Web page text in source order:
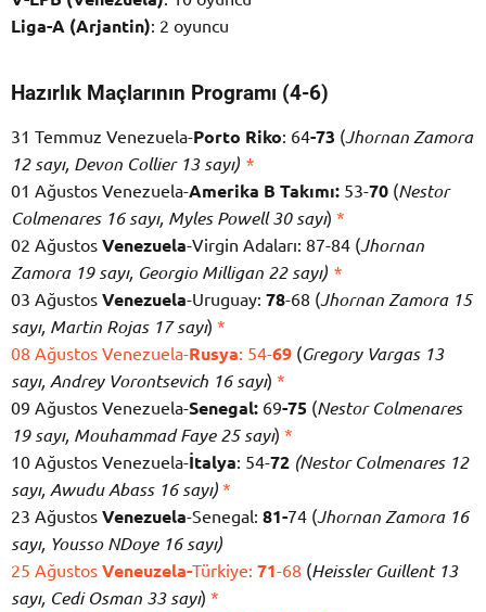
Liga-A (Arjantin): 2 oyuncu
Hazırlık Maçlarının Programı (4-6)
31 Temmuz Venezuela-Porto Riko: 64-73 (Jhornan Zamora
12 sayı, Devon Collier 13 sayı) *
01 Ağustos Venezuela-Amerika B Takımı: 53-70 (Nestor
Colmenares 16 sayı, Myles Powell 30 sayı) *
02 Ağustos Venezuela-Virgin Adaları: 87-84 (Jhornan
Zamora 19 sayı, Georgio Milligan 22 sayı) *
03 Ağustos Venezuela-Uruguay: 78-68 (Jhornan Zamora 15
sayı, Martin Rojas 17 sayı) *
08 Ağustos Venezuela-Rusya: 54-69 (Gregory Vargas 13
sayı, Andrey Vorontsevich 16 sayı) *
09 Ağustos Venezuela-Senegal: 69-75 (Nestor Colmenares
19 sayı, Mouhammad Faye 25 sayı) *
10 Ağustos Venezuela-İtalya: 54-72 (Nestor Colmenares 12
sayı, Awudu Abass 16 sayı) *
23 Ağustos Venezuela-Senegal: 81-74 (Jhornan Zamora 16
sayı, Yousso NDoye 16 sayı)
25 Ağustos Veneuzela-Türkiye: 71-68 (Heissler Guillent 13
sayı, Cedi Osman 33 sayı) *